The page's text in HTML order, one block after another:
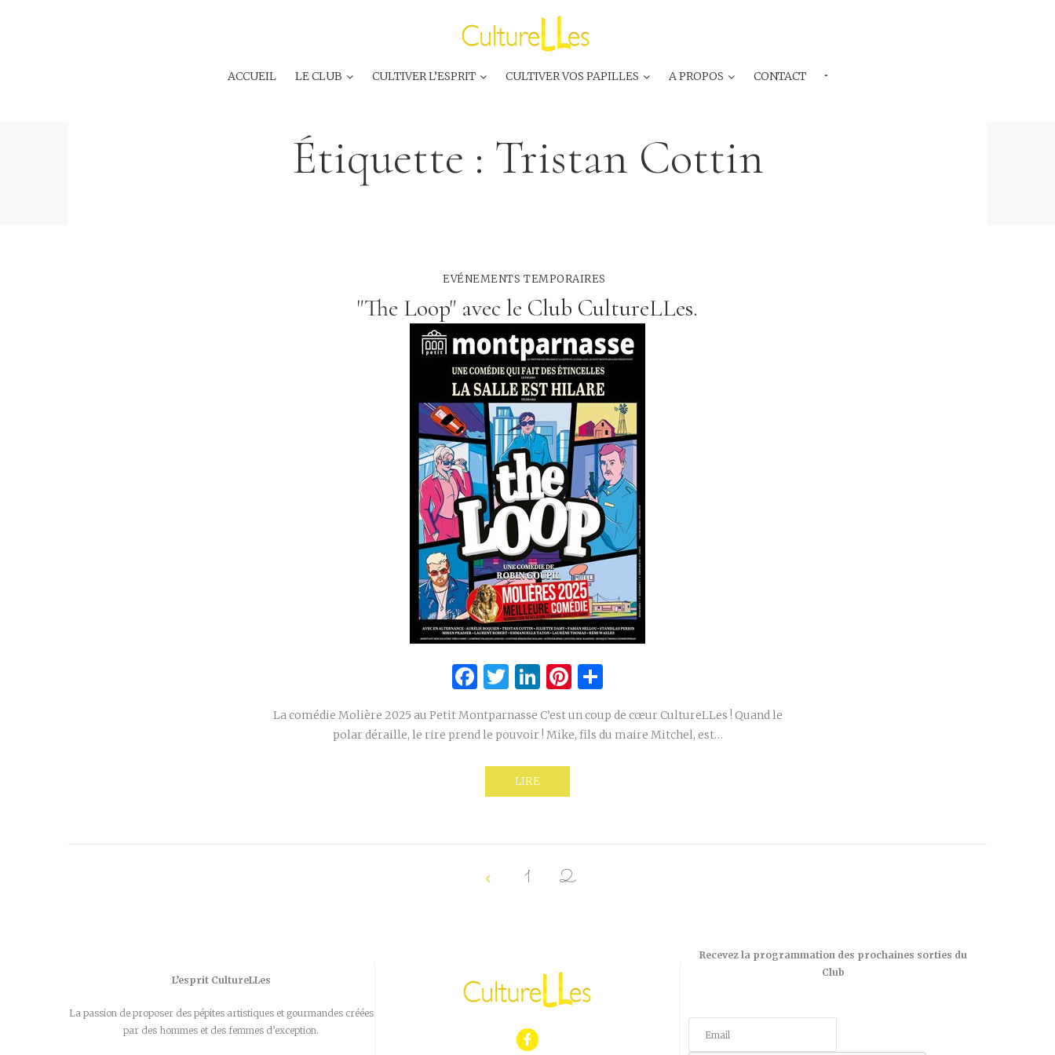
ACCUEIL LE CLUB CULTIVER L’ESPRIT CULTIVER VOS PAPILLES A PROPOS CONTACT ···
Étiquette : Tristan Cottin
EVÉNEMENTS TEMPORAIRES
"The Loop" avec le Club CultureLLes.
Facebook
Twitter
LinkedIn
Pinterest
La comédie Molière 2025 au Petit Montparnasse C’est un coup de cœur CultureLLes ! Quand le
polar déraille, le rire prend le pouvoir ! Mike, fils du maire Mitchel, est…
LIRE
1 2
L’esprit CultureLLes
La passion de proposer des pépites artistiques et gourmandes créées
par des hommes et des femmes d’exception.
Recevez la programmation des prochaines sorties du
Club